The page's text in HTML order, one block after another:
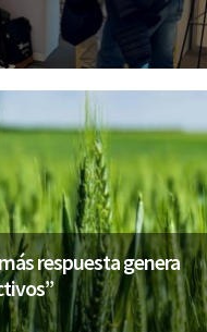
respuesta genera